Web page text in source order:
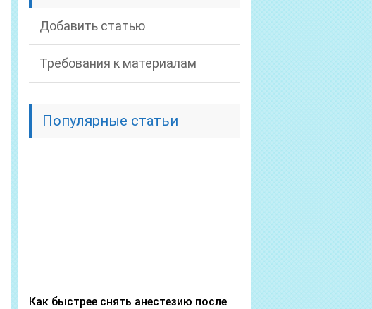
Добавить статью
Требования к материалам
Популярные статьи
Как быстрее снять анестезию после